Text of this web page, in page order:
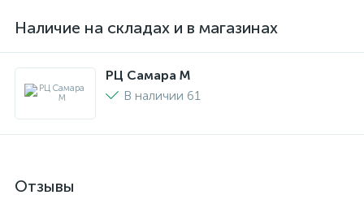
Наличие на складах и в магазинах
РЦ Самара M
В наличии 61
Отзывы